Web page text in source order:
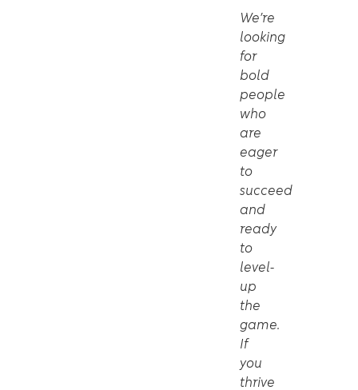
We’re
looking
for
bold
people
who
are
eager
to
succeed
and
ready
to
level-
up
the
game.
If
you
thrive